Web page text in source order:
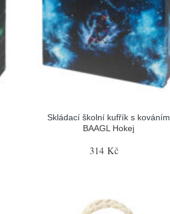
Skládací školní kufřík s kováním
BAAGL Hokej
314 Kč